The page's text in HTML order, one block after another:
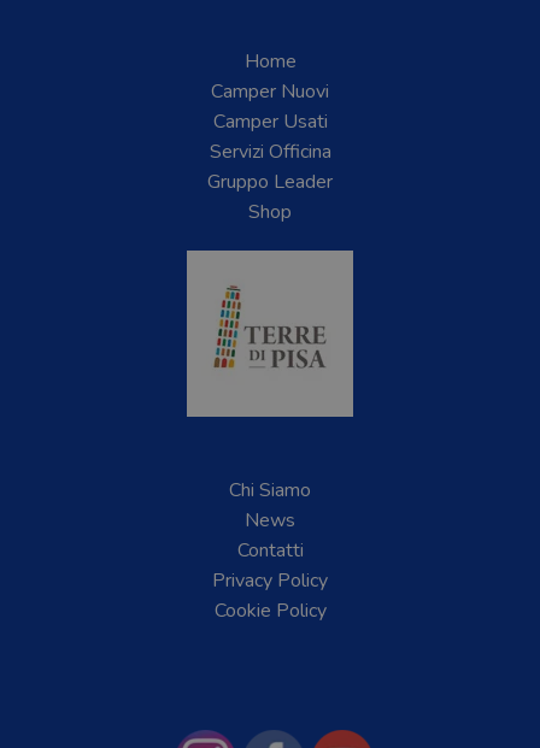
Home
Camper Nuovi
Camper Usati
Servizi Officina
Gruppo Leader
Shop
Chi Siamo
News
Contatti
Privacy Policy
Cookie Policy